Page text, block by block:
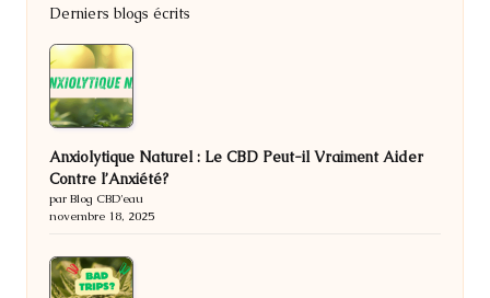
Derniers blogs écrits
Anxiolytique Naturel : Le CBD Peut-il Vraiment Aider
Contre l’Anxiété?
par Blog CBD'eau
novembre 18, 2025